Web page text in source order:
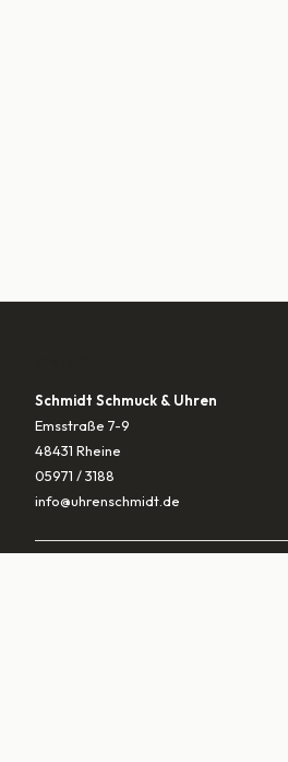
Schmidt Schmuck & Uhren
Emsstraße 7-9
48431 Rheine
05971 / 3188
info@uhrenschmidt.de